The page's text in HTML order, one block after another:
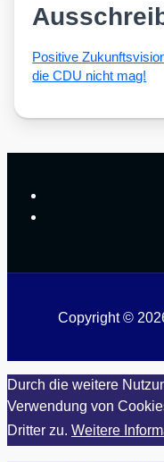
Posi­ti­ve
die CDU nicht mag!
Copyright ©
Durch die weitere
Verwendung von
Dritter zu. Weitere